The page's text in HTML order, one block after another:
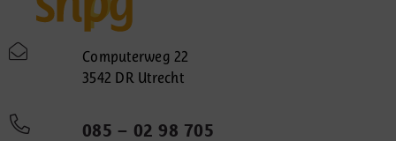
Computerweg 22
3542 DR Utrecht
085 – 02 98 705